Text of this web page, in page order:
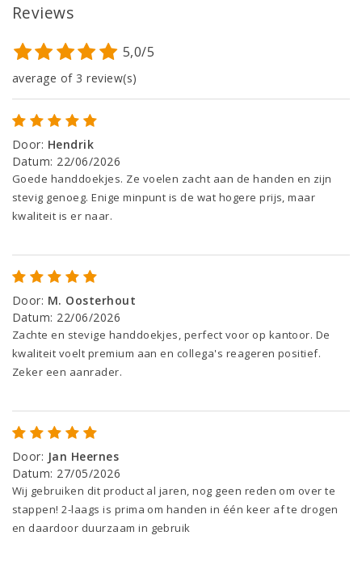
Reviews
5,0/5
average of 3 review(s)
Door: Hendrik
Datum: 22/06/2026
Goede handdoekjes. Ze voelen zacht aan de handen en zijn
stevig genoeg. Enige minpunt is de wat hogere prijs, maar
kwaliteit is er naar.
Door: M. Oosterhout
Datum: 22/06/2026
Zachte en stevige handdoekjes, perfect voor op kantoor. De
kwaliteit voelt premium aan en collega's reageren positief.
Zeker een aanrader.
Door: Jan Heernes
Datum: 27/05/2026
Wij gebruiken dit product al jaren, nog geen reden om over te
stappen! 2-laags is prima om handen in één keer af te drogen
en daardoor duurzaam in gebruik